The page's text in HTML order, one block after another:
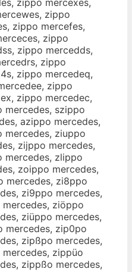
zippo
zippo mercefes,
zippo
zippo mercedds,
zippo
zippo mercedeq,
zippo
zippo mercedec,
mercedes, szippo
azippo mercedes,
mercedes, ziuppo
zijppo mercedes,
mercedes, zlippo
zoippo mercedes,
mercedes, zi8ppo
zi9ppo mercedes,
ziöppo
ziüppo mercedes,
mercedes, zip0po
zipßpo mercedes,
zippüo
zippßo mercedes,